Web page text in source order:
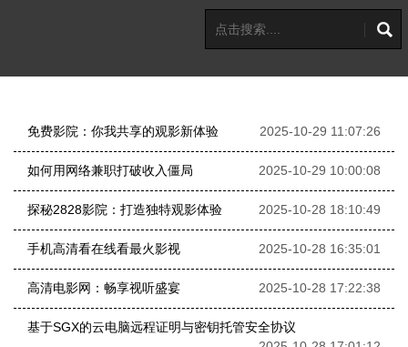
免费影院：你我共享的观影新体验 2025-10-29 11:07:26
如何用网络兼职打破收入僵局 2025-10-29 10:00:08
探秘2828影院：打造独特观影体验 2025-10-28 18:10:49
手机高清看在线看最火影视 2025-10-28 16:35:01
高清电影网：畅享视听盛宴 2025-10-28 17:22:38
基于SGX的云电脑远程证明与密钥托管安全协议